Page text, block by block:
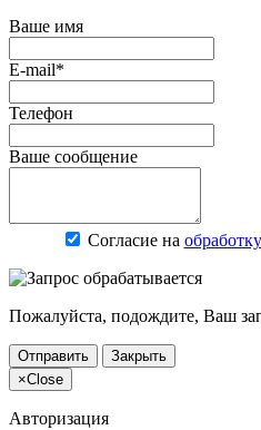
Ваше имя
E-mail*
Телефон
Ваше сообщение
Согласие на
Пожалуйста, подождите, Ваш
Отправить
Закрыть
×Close
Авторизация